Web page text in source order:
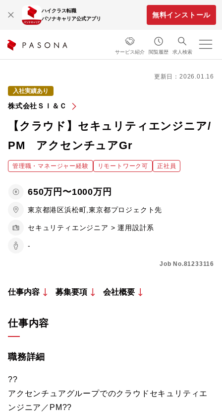
ハイクラス転職
パソナキャリア公式アプリ
無料インストール
サービス紹介 閲覧履歴 求人検索
更新日：2026.01.16
入社実績あり
株式会社ＳＩ＆Ｃ
【クラウド】セキュリティエンジニア/
PM アクセンチュアGr
管理職・マネージャー経験 リモートワーク可 正社員
650万円〜1000万円
東京都港区浜松町,東京都プロジェクト先
セキュリティエンジニア > 運用設計系
-
Job No.81233116
仕事内容 募集要項 会社概要
仕事内容
職務詳細
??
アクセンチュアグループでのクラウドセキュリティエ
ンジニア／PM??